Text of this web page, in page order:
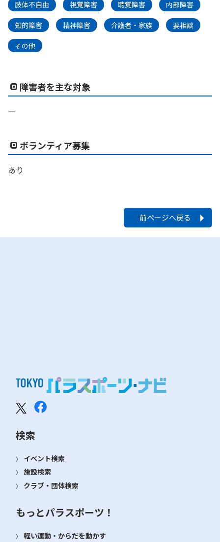
肢体不自由 視覚障害 聴覚障害 内部障害
知的障害 精神障害 介護者・家族 要相談
その他
障害者を主な対象
―
ボランティア募集
あり
前ページへ戻る
検索
イベント検索
施設検索
クラブ・団体検索
もっとパラスポーツ！
軽い運動・からだを動かす